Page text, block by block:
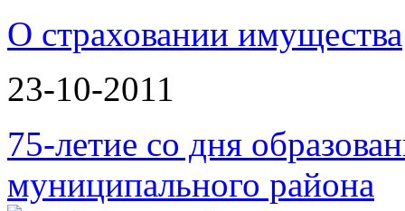
О страховании имущества
23-10-2011
75-летие со дня
муниципального района